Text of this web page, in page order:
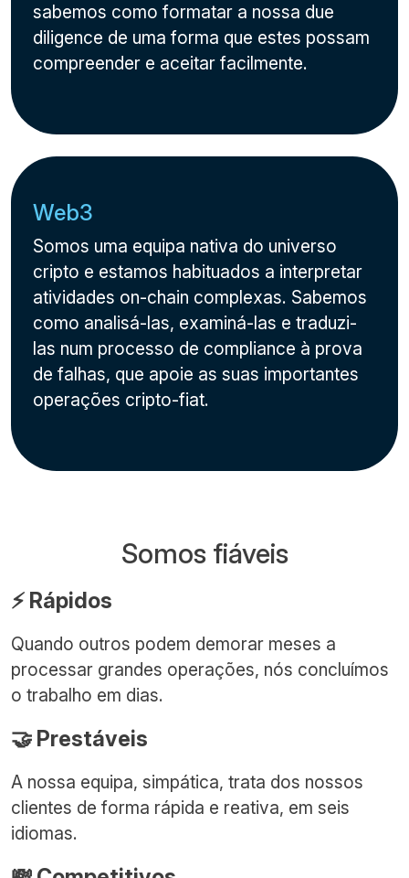
sabemos como formatar a nossa due
diligence de uma forma que estes possam
compreender e aceitar facilmente.
Web3
Somos uma equipa nativa do universo
cripto e estamos habituados a interpretar
atividades on-chain complexas. Sabemos
como analisá-las, examiná-las e traduzi-
las num processo de compliance à prova
de falhas, que apoie as suas importantes
operações cripto-fiat.
Somos fiáveis
⚡️ Rápidos
Quando outros podem demorar meses a
processar grandes operações, nós concluímos
o trabalho em dias.
🤝 Prestáveis
A nossa equipa, simpática, trata dos nossos
clientes de forma rápida e reativa, em seis
idiomas.